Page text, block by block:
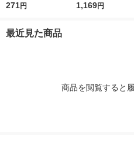
メン コクうまチキン
271円
配り菓子 成城石井
1,169円
最近見た商品
商品を閲覧すると